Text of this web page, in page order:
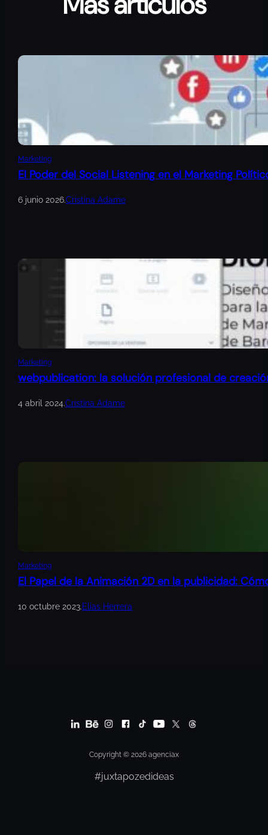
Marketing
El Poder del Social Listening en el Marketing
6 junio 2026.Cristina Adame
Marketing
webpublication: la solución profesional de
4 abril 2024.Cristina Adame
Marketing
El Papel de la Animación 2D en la publicidad:
10 octubre 2023.Elias Herrera
Copyright © 2026 agenciax
#juxtapozedideas